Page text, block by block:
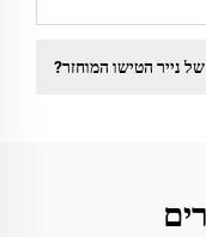
נייר הטישו המוחזר?